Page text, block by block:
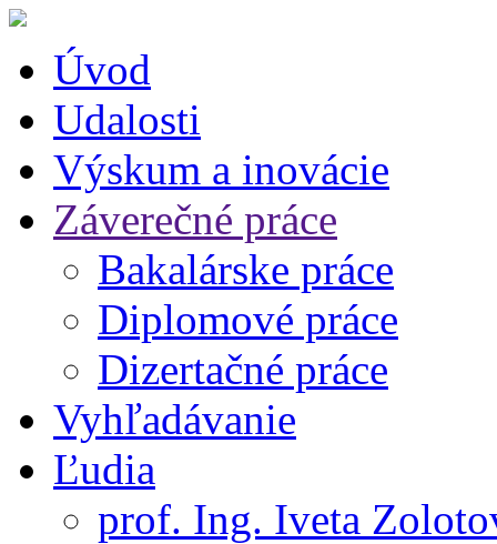
Úvod
Udalosti
Výskum a inovácie
Záverečné práce
Bakalárske práce
Diplomové práce
Dizertačné práce
Vyhľadávanie
Ľudia
prof. Ing. Iveta